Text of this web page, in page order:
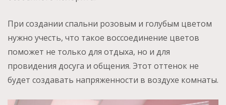
При создании спальни розовым и голубым цветом
нужно учесть, что такое воссоединение цветов
поможет не только для отдыха, но и для
провидения досуга и общения. Этот оттенок не
будет создавать напряженности в воздухе комнаты.